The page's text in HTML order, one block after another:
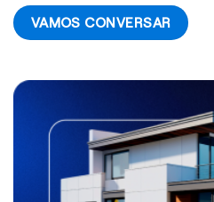
VAMOS CONVERSAR